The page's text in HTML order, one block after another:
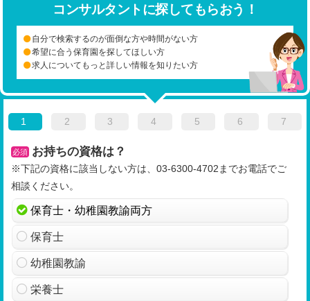
コンサルタントに探してもらおう！
自分で検索するのが面倒な方や時間がない方
希望に合う保育園を探してほしい方
求人についてもっと詳しい情報を知りたい方
1 2 3 4 5 6 7
必須 お持ちの資格は？
※下記の資格に該当しない方は、03-6300-4702までお電話でご
相談ください。
保育士・幼稚園教諭両方
保育士
幼稚園教諭
栄養士